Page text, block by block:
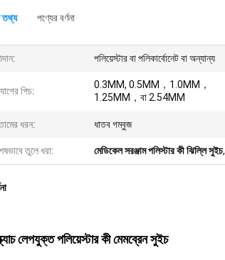
তথ্য পণ্যের বর্ণনা
পলিয়েস্টার বা পলিকার্বোনেট বা অন্যান্য
পিচ:
0.3MM, 0.5MM，1.0MM，
1.25MM，বা 2.54MM
ধরন: ধাতব গম্বুজ
তুলে ধরা: মেডিকেল সরঞ্জাম পলিস্টার কী ঝিল্লি সুইচ,
লেপযুক্ত পলিয়েস্টার কী মেমব্রেন সুইচ